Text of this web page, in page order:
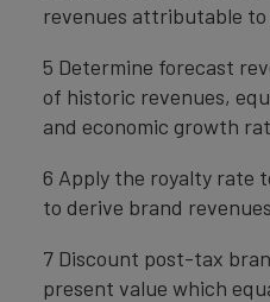
revenues attributable to
5 Determine forecast
of historic revenues,
and economic growth
6 Apply the royalty rate
to derive brand
7 Discount post-tax
present value which